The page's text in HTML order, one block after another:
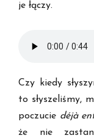
je łączy.
Czy kiedy
to słyszeliśmy,
poczucie déjà
że nie